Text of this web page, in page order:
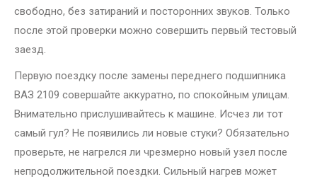
свободно, без затираний и посторонних звуков. Только
после этой проверки можно совершить первый тестовый
заезд.
Первую поездку после замены переднего подшипника
ВАЗ 2109 совершайте аккуратно, по спокойным улицам.
Внимательно прислушивайтесь к машине. Исчез ли тот
самый гул? Не появились ли новые стуки? Обязательно
проверьте, не нагрелся ли чрезмерно новый узел после
непродолжительной поездки. Сильный нагрев может